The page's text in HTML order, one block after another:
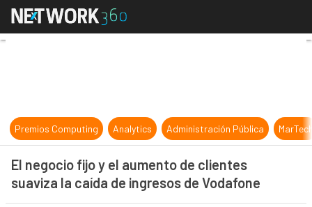
El negocio fijo y el aumento de
Premios Computing Analytics Administración Pública
El negocio fijo y el aumento de clientes
suaviza la caída de ingresos de Vodafone